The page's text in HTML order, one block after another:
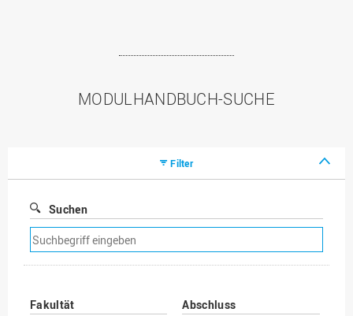
MODULHANDBUCH-SUCHE
Filter
Suchen
Suchfilter
entfernen
Fakultät
Abschluss